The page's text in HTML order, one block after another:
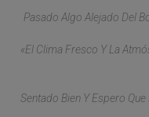
Pasado Algo Alejado Del
«El Clima Fresco Y La
Sentado Bien Y Espero